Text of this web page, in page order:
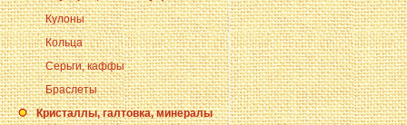
Кулоны
Кольца
Серьги, каффы
Браслеты
Кристаллы, галтовка, минералы